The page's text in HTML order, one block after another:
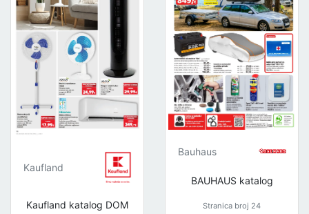
Kaufland
Kaufland katalog DOM
Bauhaus
BAUHAUS katalog
Stranica broj 24